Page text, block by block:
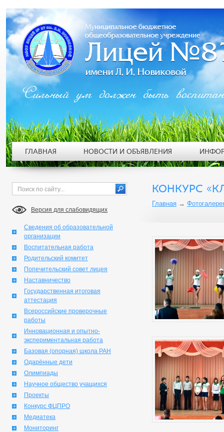
Версия для слабовидящих
Сведения об образовательной
организации
Воспитательная работа
Родительский комитет
Попечительский совет лицея
Наставничество
Государственная итоговая
аттестация
Всероссийские проверочные
работы
Инновационная и опытно-
экспериментальная работа
Базовая (опорная) школа РАН
Одарённые дети
Олимпиады
Научное общество учащихся
Проекты
Конкурс ФЦПРО
Медиатека
Мониторинг
КОНКУРС
Главная →
Сильный ум должен быть
ГЛАВНАЯ НОВОСТИ И ОБЪЯВЛЕНИЯ